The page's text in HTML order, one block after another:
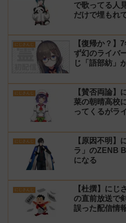
で歌ってる人
だけで埋もれ
にじさんじ
【復帰か？】
ず幻のライバ
じ「語部紡」
にじさんじ
【賛否両論】
菜の朝晴高校
ってくるがラ
イバーの転生
にじさんじ
【原因不明】
ラ」のZENB
になる
にじさんじ
【杜撰】にじ
の直前放送で
誤った配信情